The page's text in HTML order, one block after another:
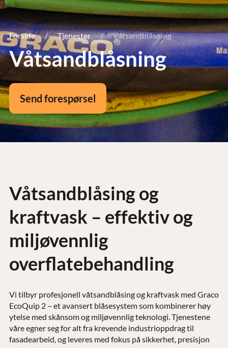
Forside Tjenester Våtsandblåsning
Våtsandblåsning
Send forespørsel
Våtsandblåsing og
kraftvask – effektiv og
miljøvennlig
overflatebehandling
Vi tilbyr profesjonell våtsandblåsing og kraftvask med Graco
EcoQuip 2 – et avansert blåsesystem som kombinerer høy
ytelse med skånsom og miljøvennlig teknologi. Tjenestene
våre egner seg for alt fra krevende industrioppdrag til
fasadearbeid, og leveres med fokus på sikkerhet, presisjon